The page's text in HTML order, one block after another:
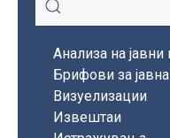
Анализа на јавни
Брифови за
Визуелизации
Извештаи